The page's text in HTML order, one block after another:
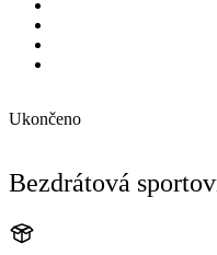
Ukončeno
Bezdrátová